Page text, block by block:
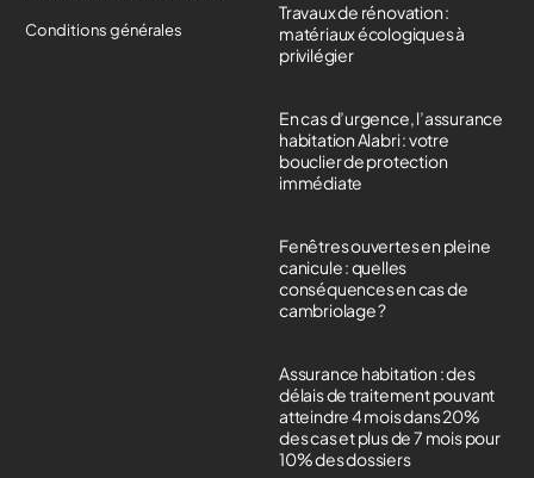
Conditions générales
Travaux de rénovation :
matériaux écologiques à
privilégier
En cas d’urgence, l’assurance
habitation Alabri : votre
bouclier de protection
immédiate
Fenêtres ouvertes en pleine
canicule : quelles
conséquences en cas de
cambriolage ?
Assurance habitation : des
délais de traitement pouvant
atteindre 4 mois dans 20%
des cas et plus de 7 mois pour
10% des dossiers